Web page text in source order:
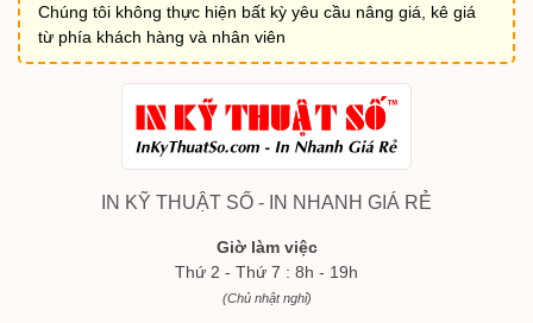
Chúng tôi không thực hiện bất kỳ yêu cầu nâng giá, kê giá
từ phía khách hàng và nhân viên
IN KỸ THUẬT SỐ - IN NHANH GIÁ RẺ
Giờ làm việc
Thứ 2 - Thứ 7 : 8h - 19h
(Chủ nhật nghỉ)